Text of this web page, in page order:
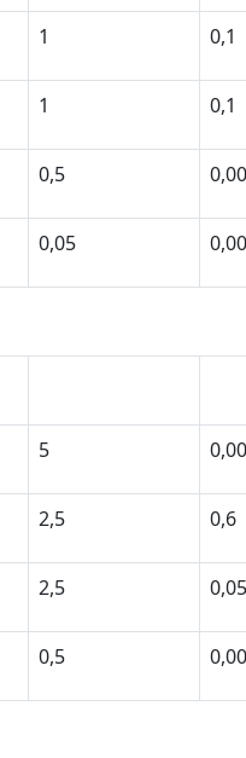
1 0,1
1 0,1
0,5
0,05
5
2,5 0,6
2,5 0,05
0,5